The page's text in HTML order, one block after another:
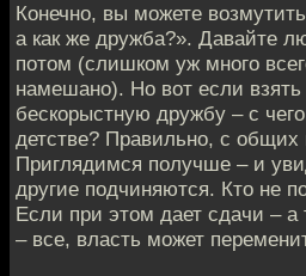
Конечно, вы можете
а как же дружба?». Давайте
потом (слишком уж много
намешано). Но вот если
бескорыстную дружбу – с
детстве? Правильно, с общих
Приглядимся получше – и
другие подчиняются. Кто не
Если при этом дает сдачи – а
– все, власть может